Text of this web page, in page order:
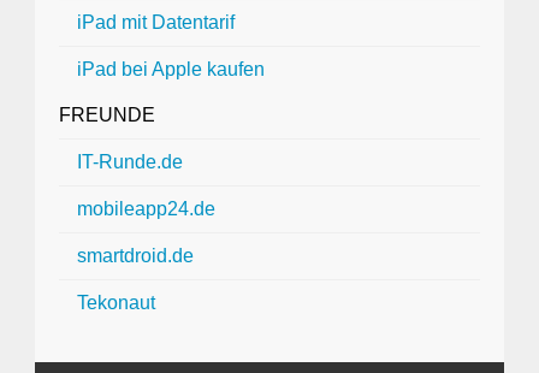
iPad mit Datentarif
iPad bei Apple kaufen
FREUNDE
IT-Runde.de
mobileapp24.de
smartdroid.de
Tekonaut